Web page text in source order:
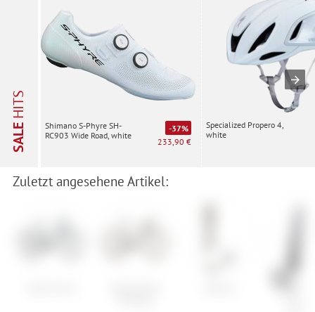
SALE
HITS
Shimano S-Phyre SH-
RC903 Wide Road, white
-37%
233,90 €
Specialized Propero 4,
white
Zuletzt angesehene Artikel: